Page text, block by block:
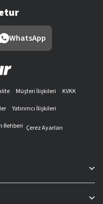
WhatsApp
Müşteri İlişkileri
KVKK
Yatırımcı İlişkileri
Rehberi Çerez Ayarları